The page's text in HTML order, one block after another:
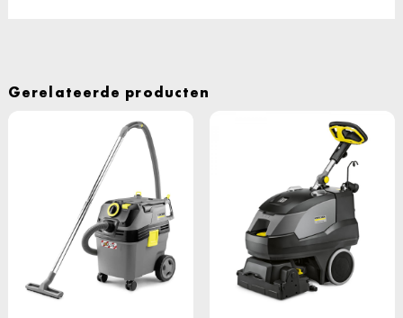
Gerelateerde producten